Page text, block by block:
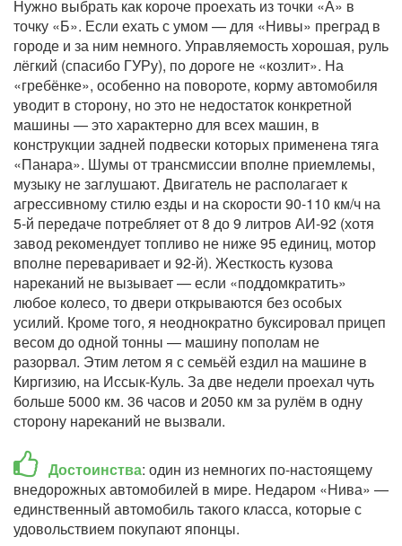
Нужно выбрать как короче проехать из точки «А» в
точку «Б». Если ехать с умом — для «Нивы» преград в
городе и за ним немного. Управляемость хорошая, руль
лёгкий (спасибо ГУРу), по дороге не «козлит». На
«гребёнке», особенно на повороте, корму автомобиля
уводит в сторону, но это не недостаток конкретной
машины — это характерно для всех машин, в
конструкции задней подвески которых применена тяга
«Панара». Шумы от трансмиссии вполне приемлемы,
музыку не заглушают. Двигатель не располагает к
агрессивному стилю езды и на скорости 90-110 км/ч на
5-й передаче потребляет от 8 до 9 литров АИ-92 (хотя
завод рекомендует топливо не ниже 95 единиц, мотор
вполне переваривает и 92-й). Жесткость кузова
нареканий не вызывает — если «поддомкратить»
любое колесо, то двери открываются без особых
усилий. Кроме того, я неоднократно буксировал прицеп
весом до одной тонны — машину пополам не
разорвал. Этим летом я с семьёй ездил на машине в
Киргизию, на Иссык-Куль. За две недели проехал чуть
больше 5000 км. 36 часов и 2050 км за рулём в одну
сторону нареканий не вызвали.
Достоинства: один из немногих по-настоящему
внедорожных автомобилей в мире. Недаром «Нива» —
единственный автомобиль такого класса, которые с
удовольствием покупают японцы.